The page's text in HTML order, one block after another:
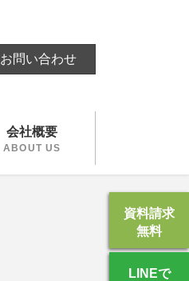
お問い合わせ
会社概要
ABOUT US
資料請求
無料
LINEで